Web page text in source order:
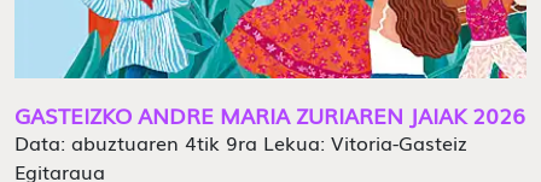
GASTEIZKO ANDRE MARIA ZURIAREN JAIAK 2026
Data: abuztuaren 4tik 9ra Lekua: Vitoria-Gasteiz
Egitaraua